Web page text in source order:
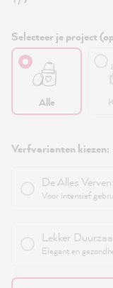
Selecteer je project
Alle
Verfvarianten kiezen:
De Alles
Voor intensief
Lekker
Elegant en